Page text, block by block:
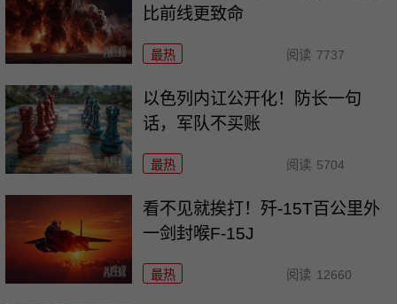
比前线更致命
最热 阅读 7737
以色列内讧公开化！防长一句
话，军队不买账
最热 阅读 5704
看不见就挨打！歼-15T百公里外
一剑封喉F-15J
最热 阅读 12660